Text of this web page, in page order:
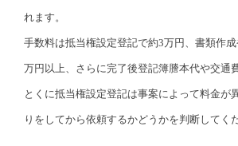
れます。
手数料は抵当権設定登記で約3万円、書類作
万円以上、さらに完了後登記簿謄本代や交通
とくに抵当権設定登記は事案によって料金が
りをしてから依頼するかどうかを判断してく